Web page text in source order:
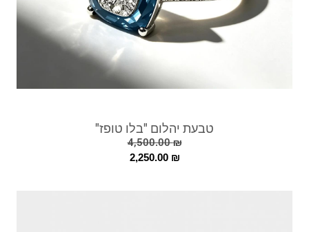
טבעת יהלום "בלו טופז"
4,500.00₪
2,250.00 ₪